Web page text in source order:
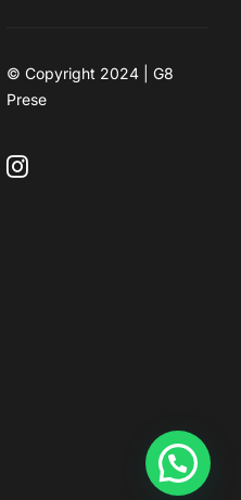
© Copyright 2024 | G8
Prese